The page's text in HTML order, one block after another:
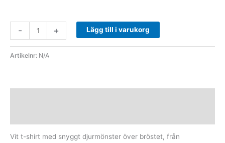
- + Lägg till i varukorg
Artikelnr: N/A
Vit t-shirt med snyggt djurmönster över bröstet, från